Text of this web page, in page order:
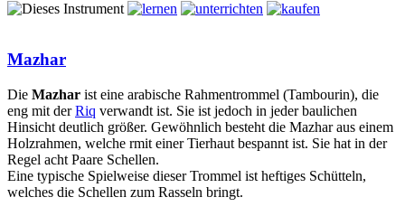
Mazhar
Die Mazhar ist eine arabische Rahmentrommel (Tambourin), die
eng mit derRiq verwandt ist. Sie ist jedoch in jeder baulichen
Hinsicht deutlich größer. Gewöhnlich besteht die Mazhar aus einem
Holzrahmen, welche rmit einer Tierhaut bespannt ist. Sie hat in der
Regel acht Paare Schellen.
Eine typische Spielweise dieser Trommel ist heftiges Schütteln,
welches die Schellen zum Rasseln bringt.